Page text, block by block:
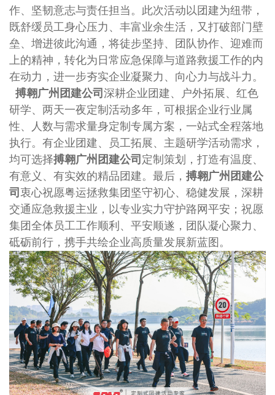
作、坚韧意志与责任担当。此次活动以团建为纽带，
既舒缓员工身心压力、丰富业余生活，又打破部门壁
垒、增进彼此沟通，将徒步坚持、团队协作、迎难而
上的精神，转化为日常应急保障与道路救援工作的内
在动力，进一步夯实企业凝聚力、向心力与战斗力。
搏翱广州团建公司 深耕企业团建、户外拓展、红色
研学、两天一夜定制活动多年，可根据企业行业属
性、人数与需求量身定制专属方案，一站式全程落地
执行。有企业团建、员工拓展、主题研学活动需求，
均可选择搏翱广州团建公司 定制策划，打造有温度、
有意义、有实效的精品团建。 最后， 搏翱广州团建公
司 衷心祝愿粤运拯救集团坚守初心、稳健发展，深耕
交通应急救援主业，以专业实力守护路网平安；祝愿
集团全体员工工作顺利、平安顺遂，团队凝心聚力、
砥砺前行，携手共绘企业高质量发展新蓝图。